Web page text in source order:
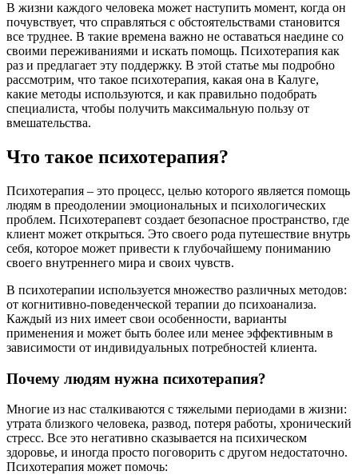
В жизни каждого человека может наступить момент, когда он
почувствует, что справляться с обстоятельствами становится
все труднее. В такие времена важно не оставаться наедине со
своими переживаниями и искать помощь. Психотерапия как
раз и предлагает эту поддержку. В этой статье мы подробно
рассмотрим, что такое психотерапия, какая она в Калуге,
какие методы используются, и как правильно подобрать
специалиста, чтобы получить максимальную пользу от
вмешательства.
Что такое психотерапия?
Психотерапия – это процесс, целью которого является помощь
людям в преодолении эмоциональных и психологических
проблем. Психотерапевт создает безопасное пространство, где
клиент может открыться. Это своего рода путешествие внутрь
себя, которое может привести к глубочайшему пониманию
своего внутреннего мира и своих чувств.
В психотерапии используется множество различных методов:
от когнитивно-поведенческой терапии до психоанализа.
Каждый из них имеет свои особенности, варианты
применения и может быть более или менее эффективным в
зависимости от индивидуальных потребностей клиента.
Почему людям нужна психотерапия?
Многие из нас сталкиваются с тяжелыми периодами в жизни:
утрата близкого человека, развод, потеря работы, хронический
стресс. Все это негативно сказывается на психическом
здоровье, и иногда просто поговорить с другом недостаточно.
Психотерапия может помочь: